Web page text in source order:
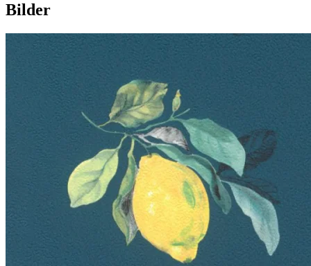
Bilder